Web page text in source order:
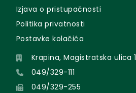
Izjava o pristupačnosti
Politika privatnosti
Postavke kolačića
Krapina, Magistratska ulica 1
049/329-111
049/329-255